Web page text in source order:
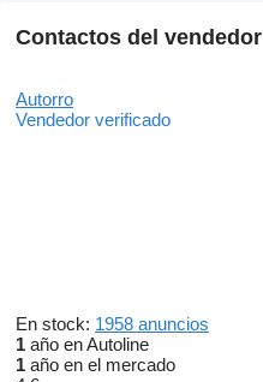
Contactos del vendedor
Autorro
Vendedor verificado
En stock: 1958 anuncios
1 año en Autoline
1 año en el mercado